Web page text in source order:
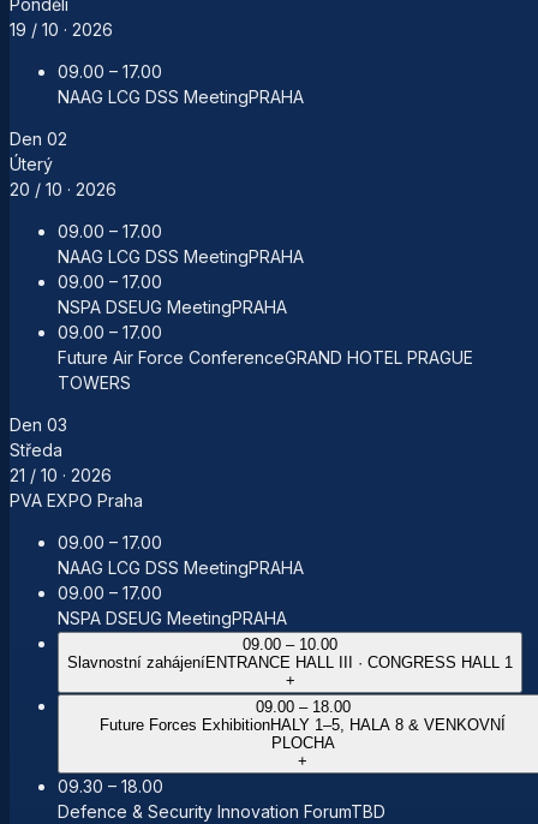
19 / 10 · 2026
09.00 – 17.00
NAAG LCG DSS MeetingPRAHA
Den 02
Úterý
20 / 10 · 2026
09.00 – 17.00
NAAG LCG DSS MeetingPRAHA
09.00 – 17.00
NSPA DSEUG MeetingPRAHA
09.00 – 17.00
Future Air Force ConferenceGRAND HOTEL PRAGUE
TOWERS
Den 03
Středa
21 / 10 · 2026
PVA EXPO Praha
09.00 – 17.00
NAAG LCG DSS MeetingPRAHA
09.00 – 17.00
NSPA DSEUG MeetingPRAHA
09.00 – 10.00
Slavnostní zahájeníENTRANCE HALL III · CONGRESS HALL 1
+
09.00 – 18.00
Future Forces ExhibitionHALY 1–5, HALA 8 & VENKOVNÍ
PLOCHA
+
09.30 – 18.00
Defence & Security Innovation ForumTBD